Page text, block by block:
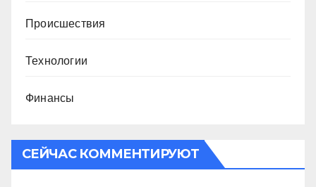
Происшествия
Технологии
Финансы
СЕЙЧАС КОММЕНТИРУЮТ